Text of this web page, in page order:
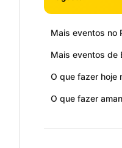
Mais eventos no
Mais eventos de
O que fazer hoje
O que fazer